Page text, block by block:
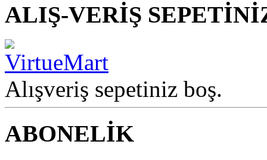
ALIŞ-VERİŞ
Alışveriş sepetiniz boş.
ABONELİK